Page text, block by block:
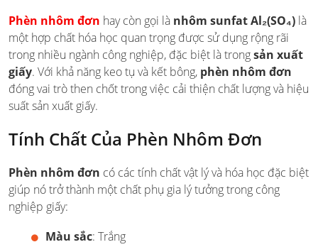
Phèn nhôm đơn hay còn gọi là nhôm sunfat Al₂(SO₄) là
một hợp chất hóa học quan trọng được sử dụng rộng rãi
trong nhiều ngành công nghiệp, đặc biệt là trongsản xuất
giấy. Với khả năng keo tụ và kết bông, phèn nhôm đơn
đóng vai trò then chốt trong việc cải thiện chất lượng và hiệu
suất sản xuất giấy.
Tính Chất Của Phèn Nhôm Đơn
Phèn nhôm đơn có các tính chất vật lý và hóa học đặc biệt
giúp nó trở thành một chất phụ gia lý tưởng trong công
nghiệp giấy:
Màu sắc: Trắng